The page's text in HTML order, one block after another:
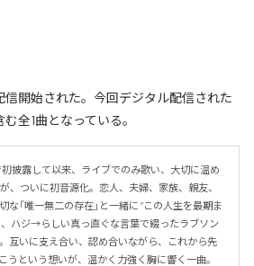
信開始された。今回デジタル配信された
全1曲となっている。
披露して以来、ライブでのみ歌い、大切に温め
、ついに初音源化。恋人、夫婦、家族、親友、
な「唯一無二の存在」と一緒に “この人生を最期ま
、ハジ→らしい真っ直ぐな言葉で綴ったラブソン
互いに支え合い、認め合いながら、これから先
うという想いが、温かく力強く胸に響く一曲。